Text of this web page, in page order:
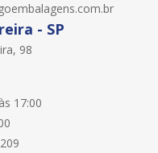
- SP
98
17:00